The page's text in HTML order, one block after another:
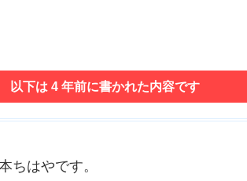
以下は 4 年前に書かれた内容です
ちはやです。